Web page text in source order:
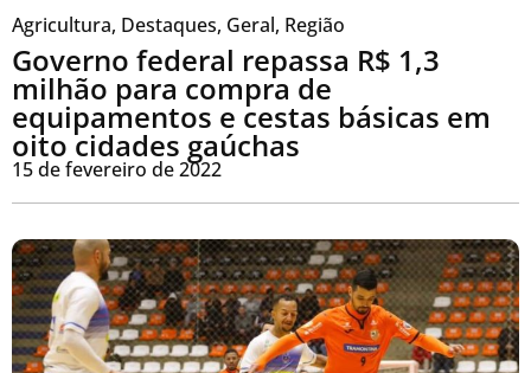
Agricultura, Destaques, Geral, Região
Governo federal repassa R$ 1,3
milhão para compra de
equipamentos e cestas básicas em
oito cidades gaúchas
15 de fevereiro de 2022